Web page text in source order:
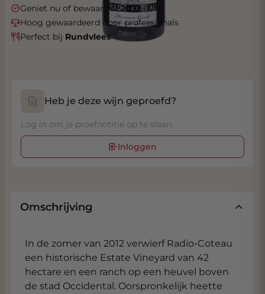
Geniet nu of bewaar tot2032
Hoog gewaardeerd door professionals
Perfect bij Rundvlees
Heb je deze wijn geproefd?
Log in om je proefnotitie op te slaan.
Inloggen
Omschrijving
In de zomer van 2012 verwierf Radio-Coteau
een historische Estate Vineyard van 42
hectare en een ranch op een heuvel boven
de stad Occidental. Oorspronkelijk heette